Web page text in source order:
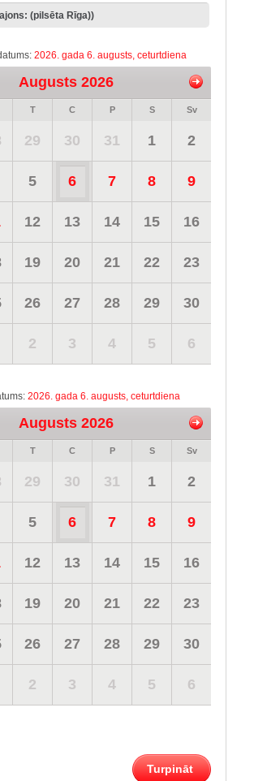
2026. gada 6. augusts, ceturtdiena
Augusts 2026
T C P S Sv
29 30 31 1 2
5 6 7 8 9
12 13 14 15 16
19 20 21 22 23
26 27 28 29 30
2 3 4 5 6
2026. gada 6. augusts, ceturtdiena
Augusts 2026
T C P S Sv
29 30 31 1 2
5 6 7 8 9
12 13 14 15 16
19 20 21 22 23
26 27 28 29 30
2 3 4 5 6
Turpināt